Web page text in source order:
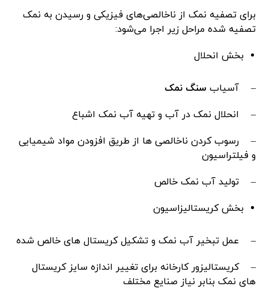
برای تصفیه نمک از ناخالصی‌های فیزیکی و رسیدن به نمک
تصفیه شده مراحل زیر اجرا می‌شود:
بخش انحلال
– آسیاب سنگ نمک
– انحلال نمک در آب و تهیه آب نمک اشباع
– رسوب کردن ناخالصی ها از طریق افزودن مواد شیمیایی
و فیلتراسیون
– تولید آب نمک خالص
بخش کریستالیزاسیون
– عمل تبخیر آب نمک و تشکیل کریستال های خالص شده
– کریستالیزور کارخانه برای تغییر اندازه سایز کریستال
های نمک بنابر نیاز صنایع مختلف